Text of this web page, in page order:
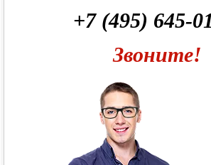
+7 (495) 645-
Звоните!